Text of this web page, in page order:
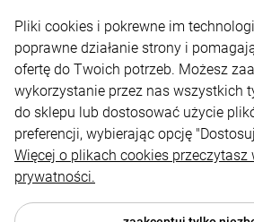
Moje konto
Płatności i
Informacje
Pliki cookies i pokrewne im
poprawne działanie strony i
ofertę do Twoich potrzeb. Możesz
wykorzystanie przez nas wszystkich
do sklepu lub dostosować użycie
preferencji, wybierając opcję
Więcej o plikach cookies przeczytasz
prywatności.